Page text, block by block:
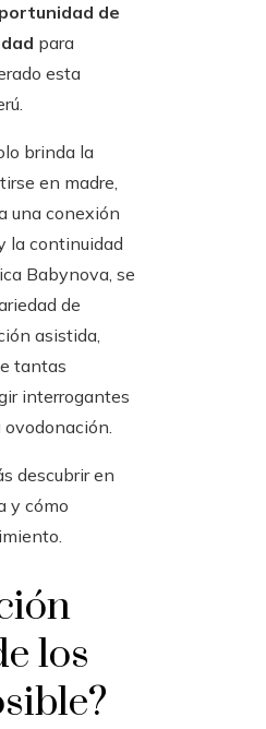
de
para
esta
brinda la
en madre,
una conexión
la continuidad
Babynova, se
de
asistida,
tantas
interrogantes
ovodonación.
descubrir en
y cómo
los